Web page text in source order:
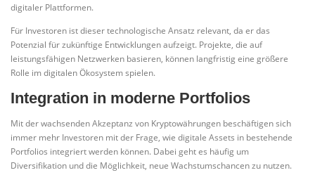
digitaler Plattformen.
Für Investoren ist dieser technologische Ansatz relevant, da er das
Potenzial für zukünftige Entwicklungen aufzeigt. Projekte, die auf
leistungsfähigen Netzwerken basieren, können langfristig eine größere
Rolle im digitalen Ökosystem spielen.
Integration in moderne Portfolios
Mit der wachsenden Akzeptanz von Kryptowährungen beschäftigen sich
immer mehr Investoren mit der Frage, wie digitale Assets in bestehende
Portfolios integriert werden können. Dabei geht es häufig um
Diversifikation und die Möglichkeit, neue Wachstumschancen zu nutzen.